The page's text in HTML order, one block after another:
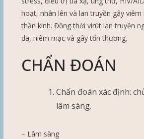
hoạt, nhân lên và lan truyền gây
thần kinh. Đồng thời virút lan truyền
da, niêm mạc và gây tổn thương.
CHẨN ĐOÁN
Chẩn đoán xác định:
lâm sàng.
– Lâm sàng